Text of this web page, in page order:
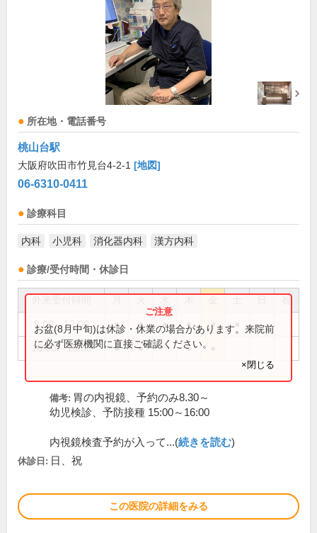
所在地・電話番号
桃山台駅
大阪府吹田市竹見台4-2-1 [地図]
06-6310-0411
診療科目
内科 小児科 消化器内科 漢方内科
診療/受付時間・休診日
祝
9:00～12:00 ● ● ● ● ●
16:00～18:00 ● ● ●
お盆(8月中旬)は休診・休業の場合があります。来院前
に必ず医療機関に直接ご確認ください。
×閉じる
備考: 胃の内視鏡、予約のみ8.30～
幼児検診、予防接種 15:00～16:00
内視鏡検査予約が入って...(続きを読む)
休診日: 日、祝
この医院の詳細をみる